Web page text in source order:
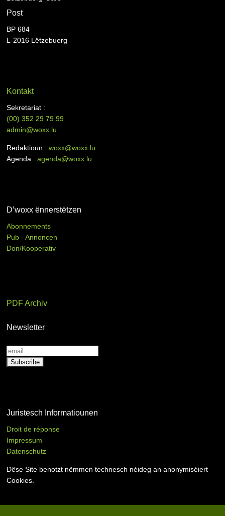
Post
BP 684
L-2016 Lëtzebuerg
Kontakt
Sekretariat :
(00)352 29 79 99
admin@woxx.lu
Redaktioun :woxx@woxx.lu
Agenda :agenda@woxx.lu
D’woxx ënnerstëtzen
Abonnements
Pub - Annoncen
Don/Kooperativ
PDF Archiv
Newsletter
Juristesch Informatiounen
Droit de réponse
Impressum
Datenschutz
Dëse Site benotzt nëmmen technesch néideg an anonymiséiert
Cookies.